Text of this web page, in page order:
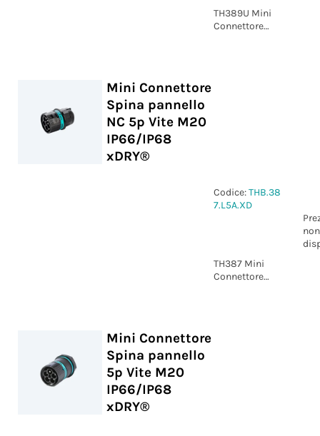
TH389U Mini
Connettore
Mini Connettore
Spina pannello
NC 5p Vite M20
IP66/IP68
xDRY®
Codice:THB.38
7.L5A.XD
non
TH387 Mini
Connettore
Mini Connettore
Spina pannello
5p Vite M20
IP66/IP68
xDRY®